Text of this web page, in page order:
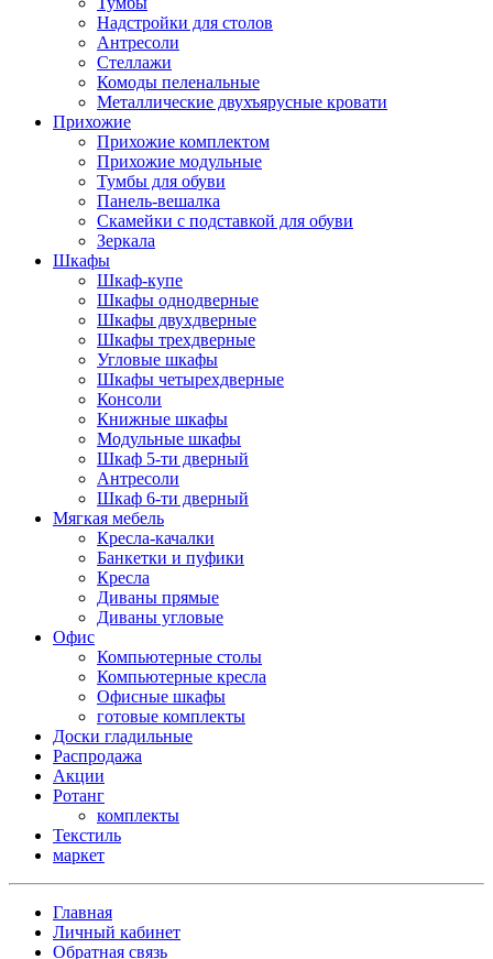
Надстройки для столов
Антресоли
Стеллажи
Комоды пеленальные
Металлические двухъярусные кровати
Прихожие
Прихожие комплектом
Прихожие модульные
Тумбы для обуви
Панель-вешалка
Скамейки с подставкой для обуви
Зеркала
Шкафы
Шкаф-купе
Шкафы однодверные
Шкафы двухдверные
Шкафы трехдверные
Угловые шкафы
Шкафы четырехдверные
Консоли
Книжные шкафы
Модульные шкафы
Шкаф 5-ти дверный
Антресоли
Шкаф 6-ти дверный
Мягкая мебель
Кресла-качалки
Банкетки и пуфики
Кресла
Диваны прямые
Диваны угловые
Офис
Компьютерные столы
Компьютерные кресла
Офисные шкафы
готовые комплекты
Доски гладильные
Распродажа
Акции
Ротанг
комплекты
Текстиль
маркет
Главная
Личный кабинет
Обратная связь